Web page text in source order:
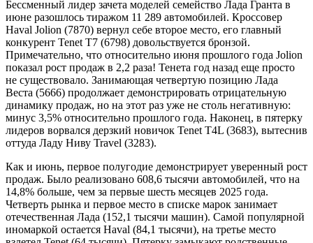
Бессменный лидер зачета моделей семейство Лада Гранта в
июне разошлось тиражом 11 289 автомобилей. Кроссовер
Haval Jolion (7870) вернул себе второе место, его главный
конкурент Tenet T7 (6798) довольствуется бронзой.
Примечательно, что относительно июня прошлого года Jolion
показал рост продаж в 2,2 раза! Тенета год назад еще просто
не существовало. Занимающая четвертую позицию Лада
Веста (5666) продолжает демонстрировать отрицательную
динамику продаж, но на этот раз уже не столь негативную:
минус 3,5% относительно прошлого года. Наконец, в пятерку
лидеров ворвался дерзкий новичок Tenet T4L (3683), вытеснив
оттуда Ладу Ниву Travel (3283).
Как и июнь, первое полугодие демонстрирует уверенный рост
продаж. Было реализовано 608,6 тысячи автомобилей, что на
14,8% больше, чем за первые шесть месяцев 2025 года.
Четверть рынка и первое место в списке марок занимает
отечественная Лада (152,1 тысячи машин). Самой популярной
иномаркой остается Haval (84,1 тысячи), на третье место